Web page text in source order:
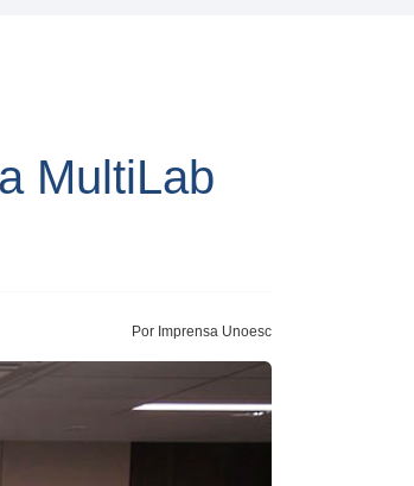
MultiLab
Por Imprensa Unoesc